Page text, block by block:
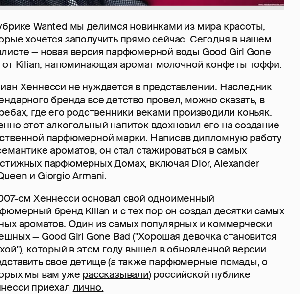
Wanted мы делимся новинками из мира красоты,
хочется заполучить прямо сейчас. Сегодня в нашем
— новая версия парфюмерной воды Good Girl Gone
от Kilian, напоминающая аромат молочной конфеты тоффи.
Хеннесси не нуждается в представлении. Наследник
бренда все детство провел, можно сказать, в
где его родственники веками производили коньяк.
этот алкогольный напиток вдохновил его на создание
парфюмерной марки. Написав дипломную работу
ароматов, он стал стажироваться в самых
парфюмерных Домах, включая Dior, Alexander
и Giorgio Armani.
ом Хеннесси основал свой одноименный
бренд Kilian и с тех пор он создал десятки самых
ароматов. Один из самых популярных и коммерчески
— Good Girl Gone Bad ("Хорошая девочка становится
который в этом году вышел в обновленной версии.
свое детище (а также парфюмерные помады, о
мы вам уже рассказывали) российской публике
приехал лично.